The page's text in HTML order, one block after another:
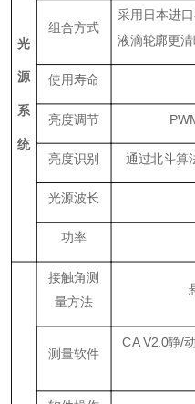
光
源
系
统
组合方式
采用日本进
液滴轮廓更
使用寿命
亮度调节 P
亮度识别 通过北斗算
光源波长
功率
接触角测
量方法
测量软件
CA V2.0静/